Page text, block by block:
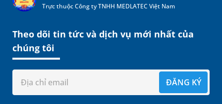
Trực thuộc Công ty TNHH MEDLATEC Việt Nam
Theo dõi tin tức và dịch vụ mới nhất của
chúng tôi
ĐĂNG KÝ